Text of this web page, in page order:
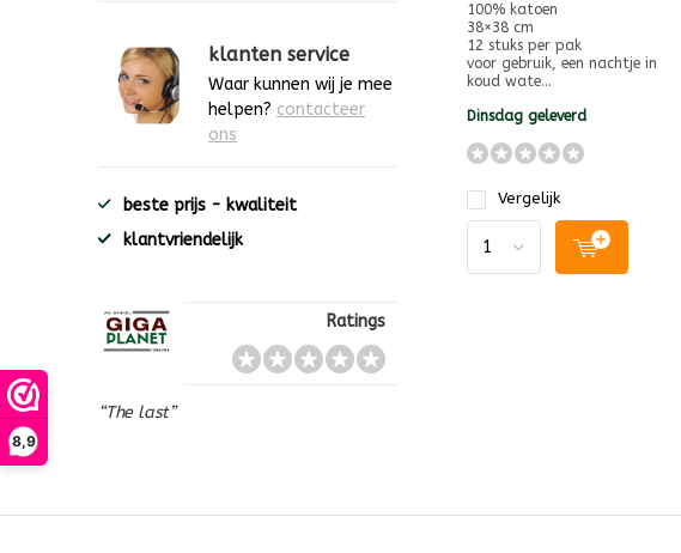
8,9
100% katoen
38×38 cm
12 stuks per pak
voor gebruik, een nachtje in
koud wate...
Dinsdag geleverd
Vergelijk
klanten service
Waar kunnen wij je mee
helpen? contacteer
ons
beste prijs - kwaliteit
klantvriendelijk
Ratings
“The last”